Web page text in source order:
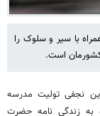
با سیر و سلوک را
کشورمان است.
نجفی تولیت مدرسه
به زندگی نامه حضرت